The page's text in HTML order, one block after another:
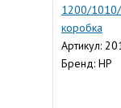
1200/
коробка
Артикул:
Бренд: HP